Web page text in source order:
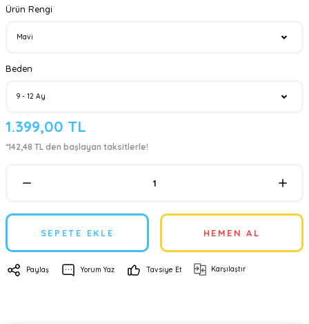
Ürün Rengi
Beden
1.399,00 TL
*142,48 TL den başlayan taksitlerle!
SEPETE EKLE HEMEN AL
Paylaş Yorum Yaz Tavsiye Et Karşılaştır